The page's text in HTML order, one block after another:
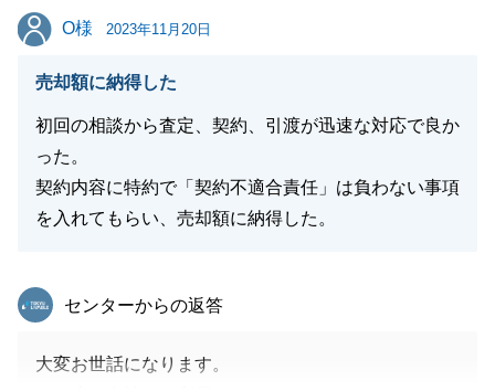
O様
O様 2023年11月20日
売却額に納得した
初回の相談から査定、契約、引渡が迅速な対応で良か
った。
契約内容に特約で「契約不適合責任」は負わない事項
を入れてもらい、売却額に納得した。
東急リバブル
センターからの返答
大変お世話になります。